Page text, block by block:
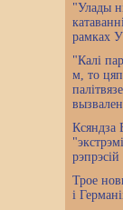
"Улады
рамках
"Калі
м, то
Ксяндза
Трое
і